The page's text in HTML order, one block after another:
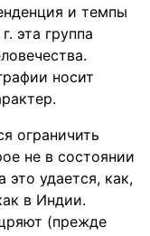
и темпы
эта группа
носит
ограничить
не в состоянии
удается, как,
в Индии.
(прежде